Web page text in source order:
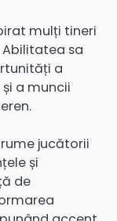
mulți tineri
sa
a
a muncii
jucătorii
și
de